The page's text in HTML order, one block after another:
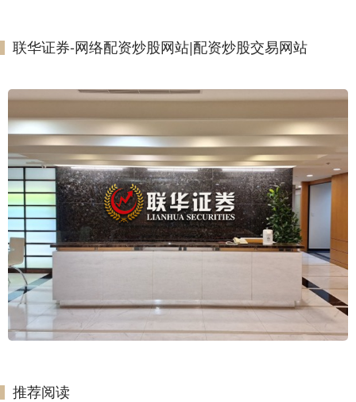
联华证券-网络配资炒股网站|配资炒股交易网站
推荐阅读